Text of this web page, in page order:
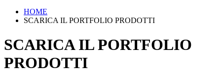
HOME
SCARICA IL PORTFOLIO PRODOTTI
SCARICA IL PORTFOLIO
PRODOTTI